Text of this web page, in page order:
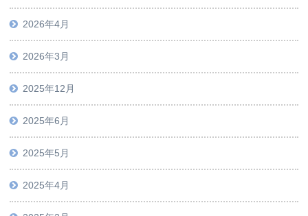
2026年4月
2026年3月
2025年12月
2025年6月
2025年5月
2025年4月